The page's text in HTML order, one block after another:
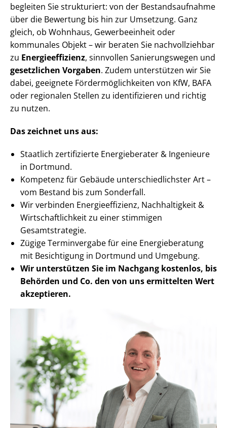
begleiten Sie strukturiert: von der Be­stands­auf­nah­me
über die Bewertung bis hin zur Umsetzung. Ganz
gleich, ob Wohnhaus, Gewerbeeinheit oder
kommunales Objekt – wir beraten Sie nachvollziehbar
zu En­er­gie­ef­fi­zi­enz, sinnvollen Sanierungswegen und
gesetzlichen Vorgaben. Zudem unterstützen wir Sie
dabei, geeignete För­der­mög­lich­kei­ten von KfW, BAFA
oder regionalen Stellen zu identifizieren und richtig
zu nutzen.
Das zeichnet uns aus:
Staatlich zertifizierte Energieberater & Ingenieure
in Dortmund.
Kompetenz für Gebäude un­ter­schied­lichs­ter Art –
vom Bestand bis zum Sonderfall.
Wir verbinden En­er­gie­ef­fi­zi­enz, Nachhaltigkeit &
Wirt­schaft­lich­keit zu einer stimmigen
Gesamtstrategie.
Zügige Terminvergabe für eine Energieberatung
mit Besichtigung in Dortmund und Umgebung.
Wir unterstützen Sie im Nachgang kostenlos, bis
Behörden und Co. den von uns ermittelten Wert
akzeptieren.